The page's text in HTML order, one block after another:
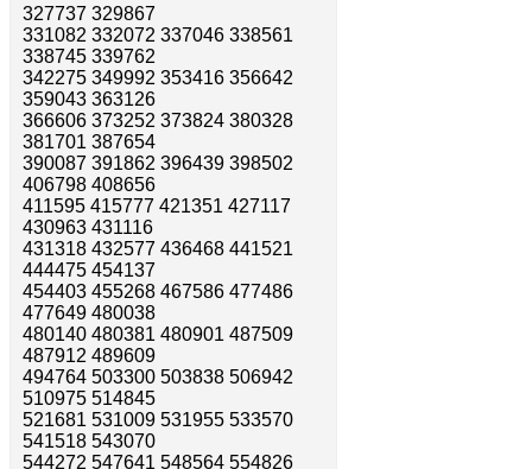
327737 329867
331082 332072 337046 338561
338745 339762
342275 349992 353416 356642
359043 363126
366606 373252 373824 380328
381701 387654
390087 391862 396439 398502
406798 408656
411595 415777 421351 427117
430963 431116
431318 432577 436468 441521
444475 454137
454403 455268 467586 477486
477649 480038
480140 480381 480901 487509
487912 489609
494764 503300 503838 506942
510975 514845
521681 531009 531955 533570
541518 543070
544272 547641 548564 554826